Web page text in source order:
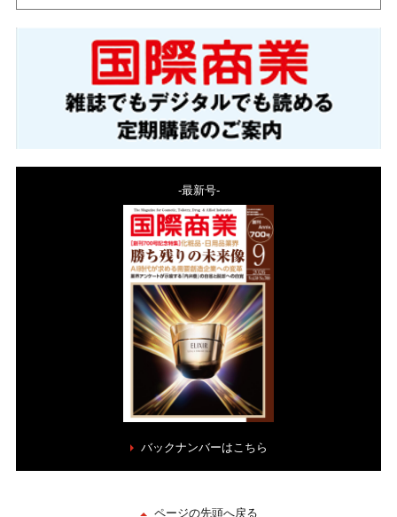
-最新号-
バックナンバーはこちら
ページの先頭へ戻る